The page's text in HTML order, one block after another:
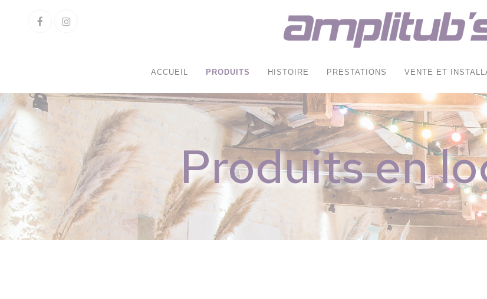
FacebookInstagram
ACCUEIL PRODUITS HISTOIRE PRESTATIONS VENTE ET
Produits en